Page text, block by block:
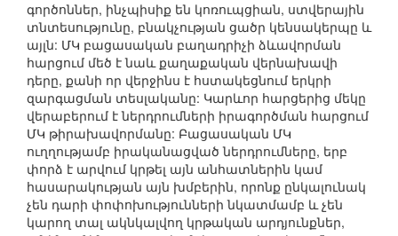
գործոններ, ինչպիսիք են կոռուպցիան, ստվերային
տնտեսությունը, բնակչության ցածր կենսակերպը և
այլն: ՄԿ բացասական բաղադրիչի ձևավորման
հարցում մեծ է նաև քաղաքական վերնախավի
դերը, քանի որ վերջինս է հստակեցնում երկրի
զարգացման տեսլականը: Կարևոր հարցերից մեկը
վերաբերում է ներդրումների իրագործման հարցում
ՄԿ թիրախավորմանը: Բացասական ՄԿ
ուղղությամբ իրականացված ներդրումները, երբ
փորձ է արվում կրթել այն անհատներին կամ
հասարակության այն խմբերին, որոնք ընկալունակ
չեն դարի փոփոխությունների նկատմամբ և չեն
կարող տալ ակնկալվող կրթական արդյունքներ,